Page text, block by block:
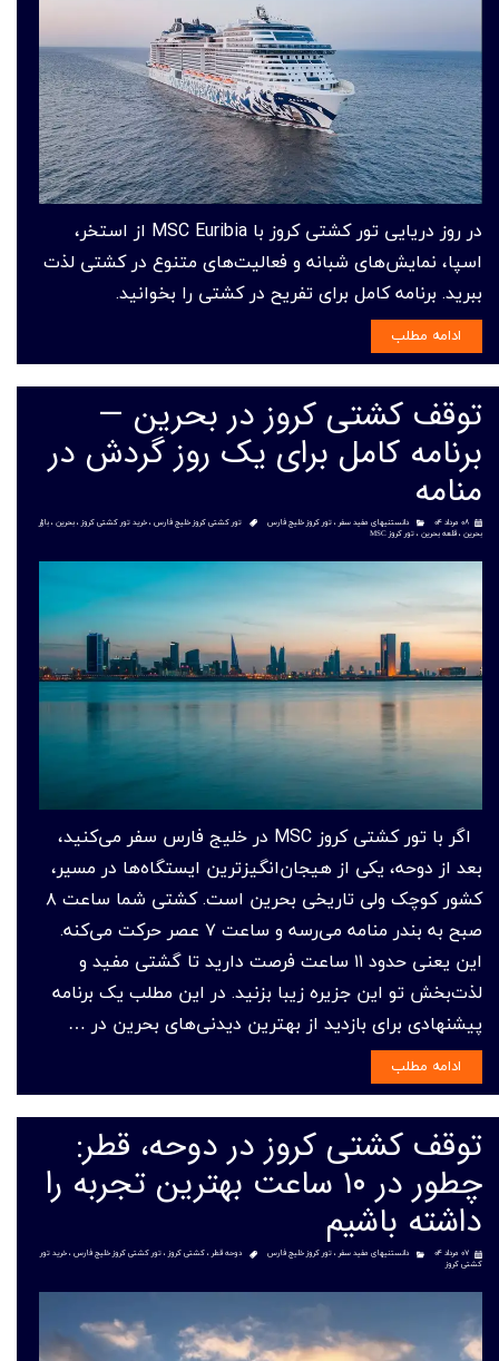
در روز دریایی تور کشتی کروز با MSC Euribia از استخر،
اسپا، نمایش‌های شبانه و فعالیت‌های متنوع در کشتی لذت
ببرید. برنامه کامل برای تفریح در کشتی را بخوانید.
ادامه مطلب
توقف کشتی کروز در بحرین —
برنامه کامل برای یک روز گردش در
منامه
۰۸ مرداد ۰۴ دانستنیهای مفید سفر ، تور کروز خلیج فارس تور کشتی کروز خلیج فارس ، خرید تور کشتی کروز ، بحرین ، بازار
بحرین ، قلعه بحرین ، تور کروز MSC
اگر با تور کشتی کروز MSC در خلیج فارس سفر می‌کنید،
بعد از دوحه، یکی از هیجان‌انگیزترین ایستگاه‌ها در مسیر،
کشور کوچک ولی تاریخی بحرین است. کشتی شما ساعت ۸
صبح به بندر منامه می‌رسه و ساعت ۷ عصر حرکت می‌کنه.
این یعنی حدود ۱۱ ساعت فرصت دارید تا گشتی مفید و
لذت‌بخش تو این جزیره زیبا بزنید. در این مطلب یک برنامه
پیشنهادی برای بازدید از بهترین دیدنی‌های بحرین در …
ادامه مطلب
توقف کشتی کروز در دوحه، قطر:
چطور در ۱۰ ساعت بهترین تجربه را
داشته باشیم
۰۷ مرداد ۰۴ دانستنیهای مفید سفر ، تور کروز خلیج فارس دوحه قطر ، کشتی کروز ، تور کشتی کروز خلیج فارس ، خرید تور
کشتی کروز